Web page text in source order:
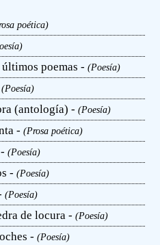
poética)
últimos poemas -(Poesía)
(Poesía)
(antología) -(Poesía)
-(Prosa poética)
-(Poesía)
-(Poesía)
(Poesía)
de locura -(Poesía)
-(Poesía)